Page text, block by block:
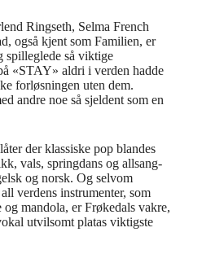
Ringseth, Selma French
også kjent som Familien, er
spilleglede så viktige
«STAY» aldri i verden hadde
forløsningen uten dem.
andre noe så sjeldent som en
der klassiske pop blandes
vals, springdans og allsang-
og norsk. Og selvom
verdens instrumenter, som
mandola, er Frøkedals vakre,
utvilsomt platas viktigste